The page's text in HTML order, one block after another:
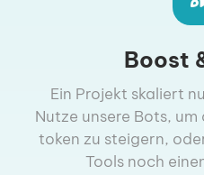
Boost
Ein Projekt skaliert
Nutze unsere Bots,
token zu steigern,
Tools noch